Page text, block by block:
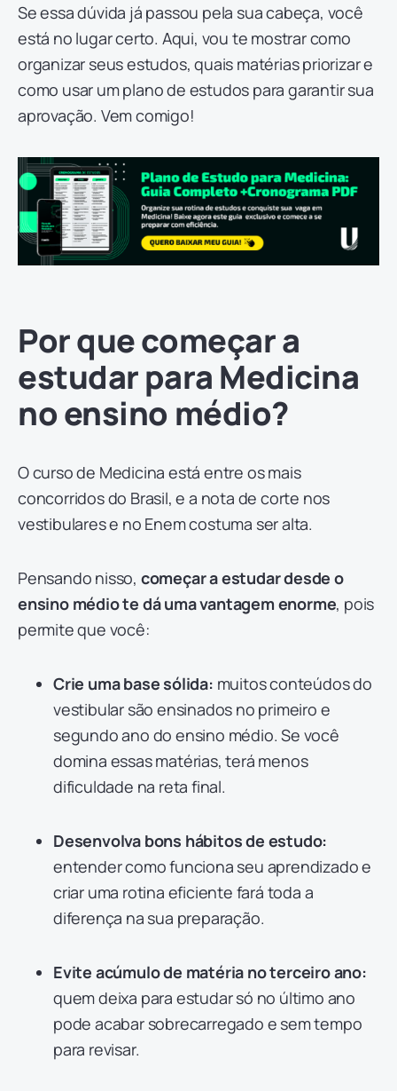
Se essa dúvida já passou pela sua cabeça, você
está no lugar certo. Aqui, vou te mostrar como
organizar seus estudos, quais matérias priorizar e
como usar um plano de estudos para garantir sua
aprovação. Vem comigo!
Por que começar a
estudar para Medicina
no ensino médio?
O curso de Medicina está entre os mais
concorridos do Brasil, e a nota de corte nos
vestibulares e no Enem costuma ser alta.
Pensando nisso, começar a estudar desde o
ensino médio te dá uma vantagem enorme, pois
permite que você:
Crie uma base sólida: muitos conteúdos do
vestibular são ensinados no primeiro e
segundo ano do ensino médio. Se você
domina essas matérias, terá menos
dificuldade na reta final.
Desenvolva bons hábitos de estudo:
entender como funciona seu aprendizado e
criar uma rotina eficiente fará toda a
diferença na sua preparação.
Evite acúmulo de matéria no terceiro ano:
quem deixa para estudar só no último ano
pode acabar sobrecarregado e sem tempo
para revisar.